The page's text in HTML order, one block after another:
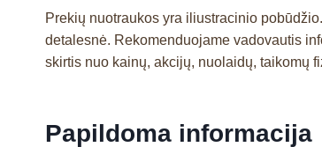
Prekių nuotraukos yra iliustracinio
detalesnė. Rekomenduojame vadovautis
skirtis nuo kainų, akcijų, nuolaidų, taikomų
Papildoma informacija